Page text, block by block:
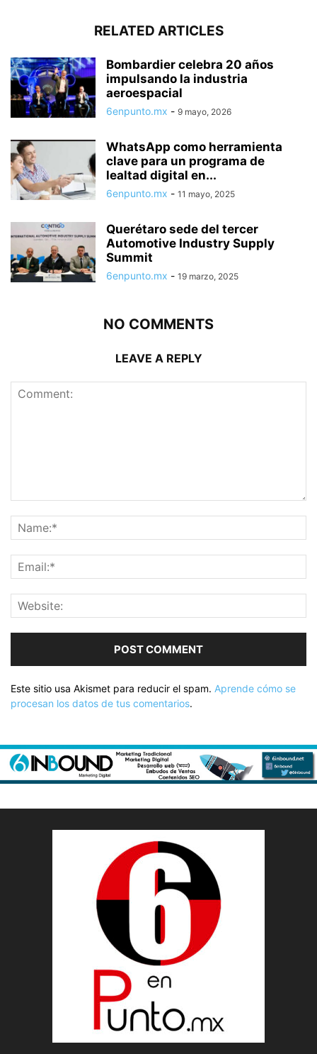
RELATED ARTICLES
Bombardier celebra 20 años
impulsando la industria
aeroespacial
6enpunto.mx - 9 mayo, 2026
WhatsApp como herramienta
clave para un programa de
lealtad digital en...
6enpunto.mx - 11 mayo, 2025
Querétaro sede del tercer
Automotive Industry Supply
Summit
6enpunto.mx - 19 marzo, 2025
NO COMMENTS
LEAVE A REPLY
Este sitio usa Akismet para reducir el spam. Aprende cómo se
procesan los datos de tus comentarios.